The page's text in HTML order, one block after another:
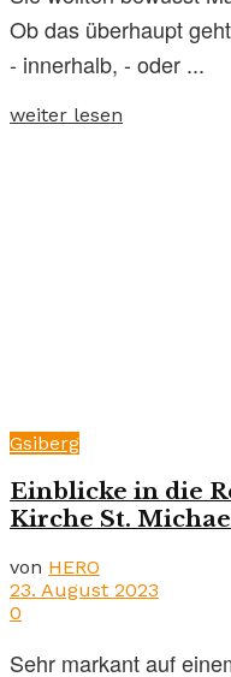
Ob das überhaupt
- innerhalb, - oder ...
weiter lesen
Gsiberg
Einblicke in die
Kirche St.
von HERO
23. August 2023
0
Sehr markant auf